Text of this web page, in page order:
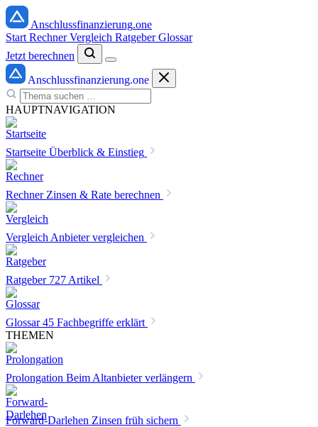
Anschlussfinanzierung.one
Start RechnerVergleich RatgeberGlossar
Jetzt berechnen
Anschlussfinanzierung.one
HAUPTNAVIGATION
Startseite Überblick & Einstieg
Rechner Zinsen & Rate berechnen
Vergleich Anbieter vergleichen
Ratgeber 727 Artikel
Glossar 45 Fachbegriffe erklärt
THEMEN
Prolongation Beim Altanbieter verlängern
Forward-Darlehen Zinsen früh sichern